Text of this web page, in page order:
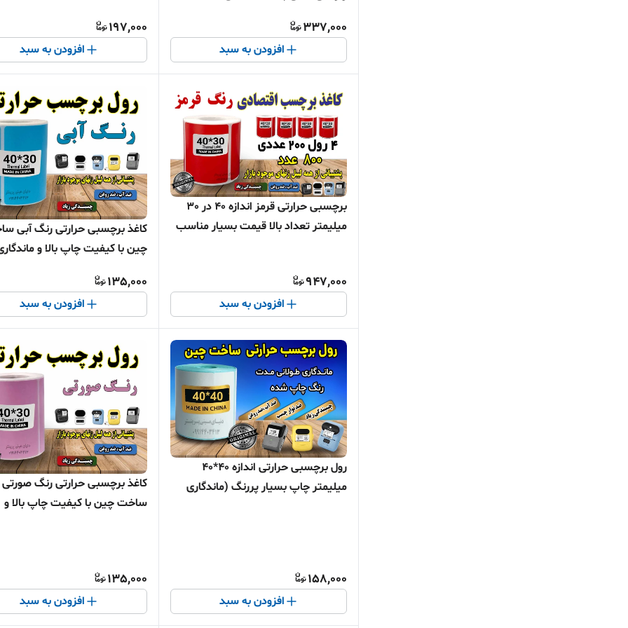
337,000
افزودن به سبد
197,000
افزودن به سبد
برچسبی حرارتی قرمز اندازه 40 در 30
میلیمتر تعداد بالا قیمت بسیار مناسب
947,000
افزودن به سبد
کاغذ برچسبی حرارتی رنگ آبی
چین با کیفیت چاپ بالا و
135,000
افزودن به سبد
رول برچسبی حرارتی اندازه 40*40
میلیمتر چاپ بسیار پررنگ (ماندگاری
158,000
افزودن به سبد
کاغذ برچسبی حرارتی رنگ صورتی
ساخت چین با کیفیت چاپ بالا و
135,000
افزودن به سبد